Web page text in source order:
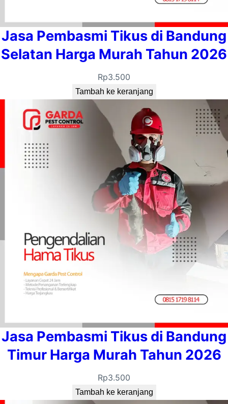
Jasa Pembasmi Tikus di Bandung
Selatan Harga Murah Tahun 2026
Rp3.500
Tambah ke keranjang
Jasa Pembasmi Tikus di Bandung
Timur Harga Murah Tahun 2026
Rp3.500
Tambah ke keranjang